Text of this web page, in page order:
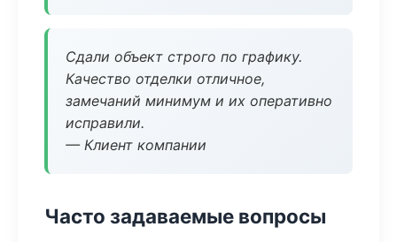
Сдали объект строго по графику.
Качество отделки отличное,
замечаний минимум и их оперативно
исправили.
— Клиент компании
Часто задаваемые вопросы